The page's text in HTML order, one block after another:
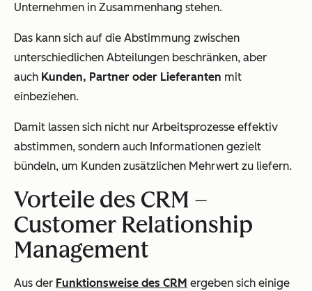
Unternehmen in Zusammenhang stehen.
Das kann sich auf die Abstimmung zwischen
unterschiedlichen Abteilungen beschränken, aber
auch Kunden, Partner oder Lieferanten mit
einbeziehen.
Damit lassen sich nicht nur Arbeitsprozesse effektiv
abstimmen, sondern auch Informationen gezielt
bündeln, um Kunden zusätzlichen Mehrwert zu liefern.
Vorteile des CRM –
Customer Relationship
Management
Aus der Funktionsweise des CRM ergeben sich einige